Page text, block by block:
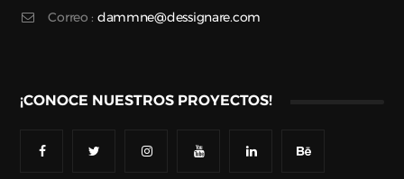
Correo : dammne@dessignare.com
¡CONOCE NUESTROS PROYECTOS!